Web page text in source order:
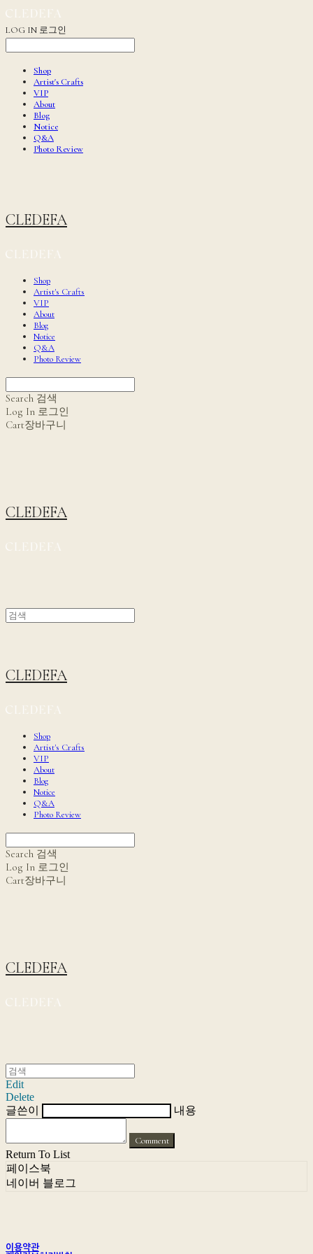
LOG IN 로그인
Shop
Artist's Crafts
VIP
About
Blog
Notice
Q&A
Photo Review
CLEDEFA
Shop
Artist's Crafts
VIP
About
Blog
Notice
Q&A
Photo Review
Search 검색
Log In 로그인
Cart장바구니
CLEDEFA
CLEDEFA
Shop
Artist's Crafts
VIP
About
Blog
Notice
Q&A
Photo Review
Search 검색
Log In 로그인
Cart장바구니
CLEDEFA
Edit
Delete
글쓴이
내용
Comment
Return To List
페이스북
네이버 블로그
이용약관